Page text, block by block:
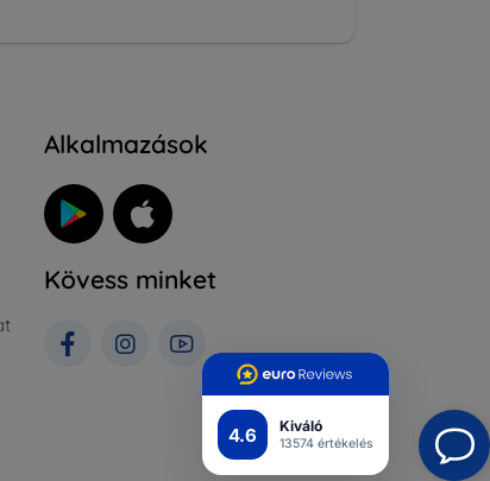
4.6 Kiváló
13574 értékelés
Alkalmazások
Kövess minket